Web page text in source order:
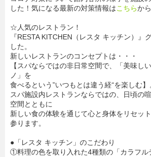
した！気になる最新の対策情報はこちらか
☆人気のレストラン！
『RESTA KITCHEN（レスタ キッチン）』
した。
新しいレストランのコンセプトは・・・
【スパならではの非日常空間で、「美味し
ノ」を
食べるという”いつもとは違う経“を楽しむ】
スパ施設内レストランならではの、日頃の
空間とともに
新しい食の体験を通じて心と身体をリセッ
参ります。
●「レスタ キッチン」のこだわり
①料理の色を取り入れた4種類の「カラフル